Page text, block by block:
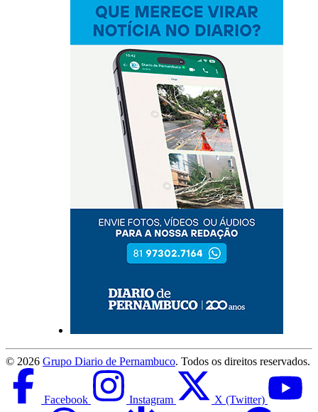
© 2026 Grupo Diario de Pernambuco. Todos os direitos reservados.
Facebook Instagram X (Twitter)